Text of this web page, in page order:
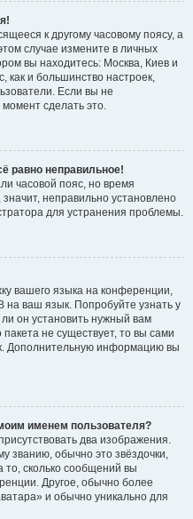
к другому часовому поясу, а
случае измените в личных
вы находитесь: Москва, Киев и
как и большинство настроек,
Если вы не
сделать это.
равно неправильное!
часовой пояс, но время
неправильно установлено
для устранения проблемы.
вашего языка на конференции,
на ваш язык. Попробуйте узнать у
он установить нужный вам
пакета не существует, то вы сами
Дополнительную информацию вы
именем пользователя?
два изображения.
званию, обычно это звёздочки,
то, сколько сообщений вы
Другое, обычно более
и обычно уникально для